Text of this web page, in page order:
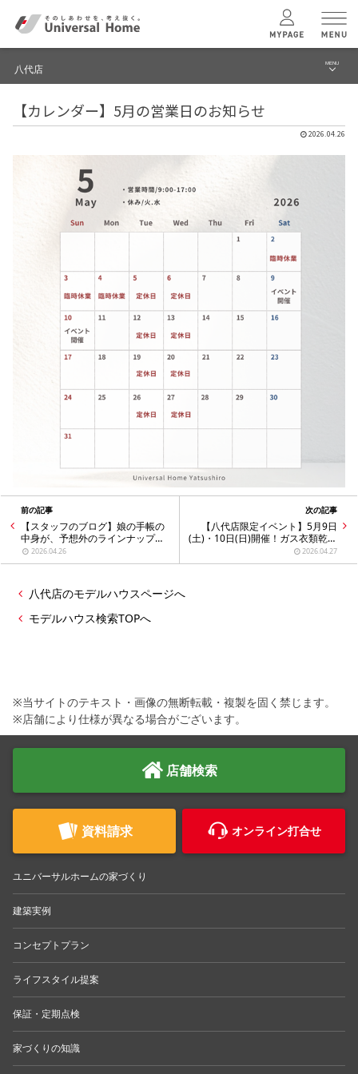
ユニバーサルホームの特長
コンセプトプラン
モデルハウス検索・見学予約
シミュレーション
お問い合わせ
八代店 MENU
ブログ
モデルハウス見学予約
【カレンダー】5月の営業日のお知らせ
2026.04.26
前の記事
【スタッフのブログ】娘の手帳の
中身が、予想外のラインナップだ
った件
2026.04.26
次の記事
【八代店限定イベント】5月9日
(土)・10日(日)開催！ガス衣類乾燥
機「乾太くん」体験会のお知らせ
2026.04.27
八代店のモデルハウスページへ
モデルハウス検索TOPへ
※当サイトのテキスト・画像の無断転載・複製を固く禁じます。
※店舗により仕様が異なる場合がございます。
店舗検索
資料請求 オンライン打合せ
ユニバーサルホームの家づくり
建築実例
コンセプトプラン
ライフスタイル提案
保証・定期点検
家づくりの知識